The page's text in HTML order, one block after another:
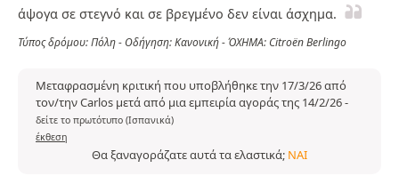
άψογα σε στεγνό και σε βρεγμένο δεν είναι άσχημα.
Τύπος δρόμου: Πόλη - Οδήγηση: Κανονική - ΌΧΗΜΑ: Citroën Berlingo
Μεταφρασμένη κριτική που υποβλήθηκε την 17/3/26 από
τον/την Carlos μετά από μια εμπειρία αγοράς της 14/2/26-
δείτε το πρωτότυπο (Ισπανικά)
έκθεση
Θα ξαναγοράζατε αυτά τα ελαστικά; ΝΑΙ